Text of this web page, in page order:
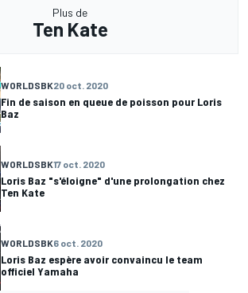
Plus de
Ten Kate
WORLDSBK20 oct. 2020
Fin de saison en queue de poisson pour Loris
Baz
WORLDSBK17 oct. 2020
Loris Baz "s'éloigne" d'une prolongation chez
Ten Kate
WORLDSBK6 oct. 2020
Loris Baz espère avoir convaincu le team
officiel Yamaha